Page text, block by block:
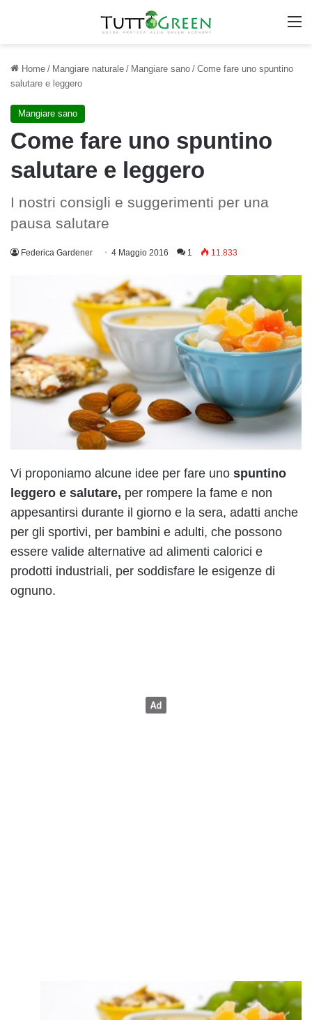
Home / Mangiare naturale / Mangiare sano / Come fare uno spuntino
salutare e leggero
Mangiare sano
Come fare uno spuntino
salutare e leggero
I nostri consigli e suggerimenti per una
pausa salutare
Federica Gardener 4 Maggio 2016 1 11.833
Vi proponiamo alcune idee per fare uno spuntino
leggero e salutare, per rompere la fame e non
appesantirsi durante il giorno e la sera, adatti anche
per gli sportivi, per bambini e adulti, che possono
essere valide alternative ad alimenti calorici e
prodotti industriali, per soddisfare le esigenze di
ognuno.